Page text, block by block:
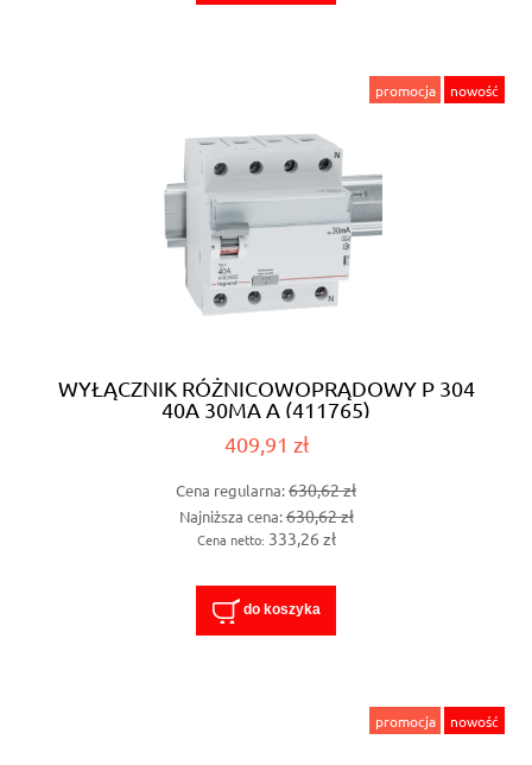
WYŁĄCZNIK RÓŻNICOWOPRĄDOWY P 304
40A 30MA A (411765)
409,91 zł
Cena regularna:630,62 zł
Najniższa cena:630,62 zł
Cena netto: 333,26 zł
do koszyka
promocja nowość
promocja nowość